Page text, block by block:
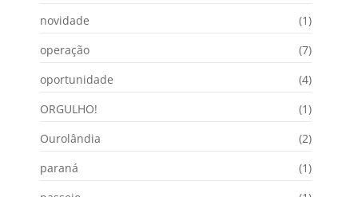
novidade
(1)
operação
(7)
oportunidade
(4)
ORGULHO!
(1)
Ourolândia
(2)
paraná
(1)